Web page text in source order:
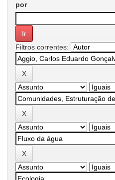
por
Filtros correntes: